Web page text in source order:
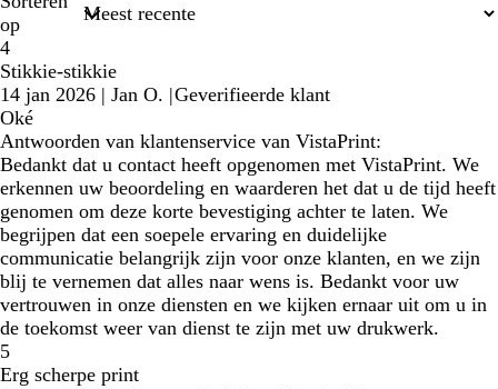
op
4
Stikkie-stikkie
14 jan 2026 | Jan O. |Geverifieerde klant
Oké
Antwoorden van klantenservice van VistaPrint:
Bedankt dat u contact heeft opgenomen met VistaPrint. We
erkennen uw beoordeling en waarderen het dat u de tijd heeft
genomen om deze korte bevestiging achter te laten. We
begrijpen dat een soepele ervaring en duidelijke
communicatie belangrijk zijn voor onze klanten, en we zijn
blij te vernemen dat alles naar wens is. Bedankt voor uw
vertrouwen in onze diensten en we kijken ernaar uit om u in
de toekomst weer van dienst te zijn met uw drukwerk.
5
Erg scherpe print